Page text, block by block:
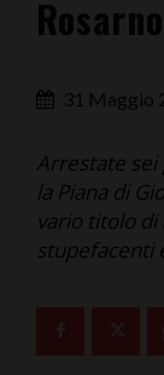
Attualità
Ita-Mondo
C7 Play
Mix Zone
31 Maggio
Arrestate sei
la Piana di
vario titolo di
stupefacenti